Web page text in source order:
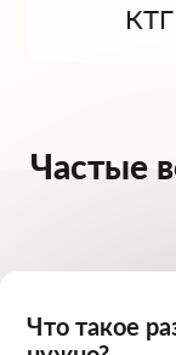
КТГ
Частые
Что такое